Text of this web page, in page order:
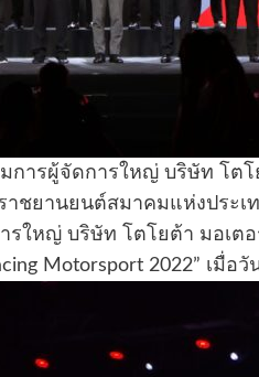
การผู้จัดการใหญ่ บริษัท โต
ชยานยนต์สมาคมแห่งประเ
รใหญ่ บริษัท โตโยต้า มอเต
Motorsport 2022” เมื่